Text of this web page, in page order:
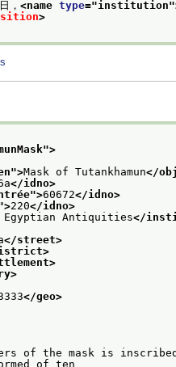
， <name type="institution
>
">
">Mask of Tutankhamun</
</idno>
">60672</idno>
220</idno>
Egyptian Antiquities</
</street>
</geo>
of the mask is
formed of ten